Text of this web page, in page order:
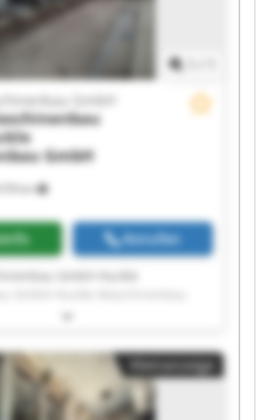
378 km
GmbH
GmbH
Anrufen
Maschinenbau GmbH Huckle
Maschinenbau GmbH Huckle
GmbH Huckle Maschinenbau
Maschinenbau GmbH Huckle
GmbH Huckle Maschinenbau
Kleinanzeige